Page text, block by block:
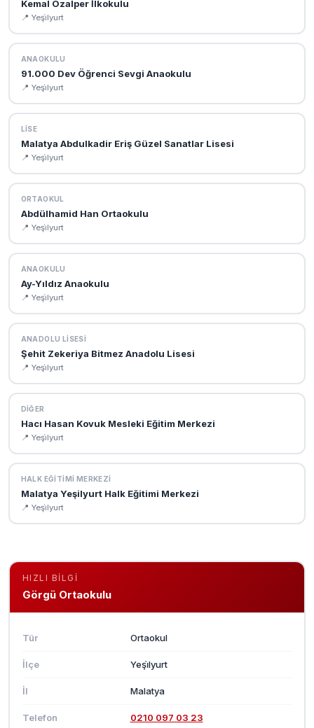
Kemal Özalper İlkokulu
📍 Yeşi̇lyurt
ANAOKULU
91.000 Dev Öğrenci Sevgi Anaokulu
📍 Yeşi̇lyurt
LISE
Malatya Abdulkadir Eriş Güzel Sanatlar Lisesi
📍 Yeşi̇lyurt
ORTAOKUL
Abdülhamid Han Ortaokulu
📍 Yeşi̇lyurt
ANAOKULU
Ay-Yıldız Anaokulu
📍 Yeşi̇lyurt
ANADOLU LISESI
Şehit Zekeriya Bitmez Anadolu Lisesi
📍 Yeşi̇lyurt
DIĞER
Hacı Hasan Kovuk Mesleki Eğitim Merkezi
📍 Yeşi̇lyurt
HALK EĞITIMI MERKEZI
Malatya Yeşilyurt Halk Eğitimi Merkezi
📍 Yeşi̇lyurt
HIZLI BILGI
Görgü Ortaokulu
Tür Ortaokul
İlçe Yeşi̇lyurt
İl Malatya
Telefon 0210 097 03 23